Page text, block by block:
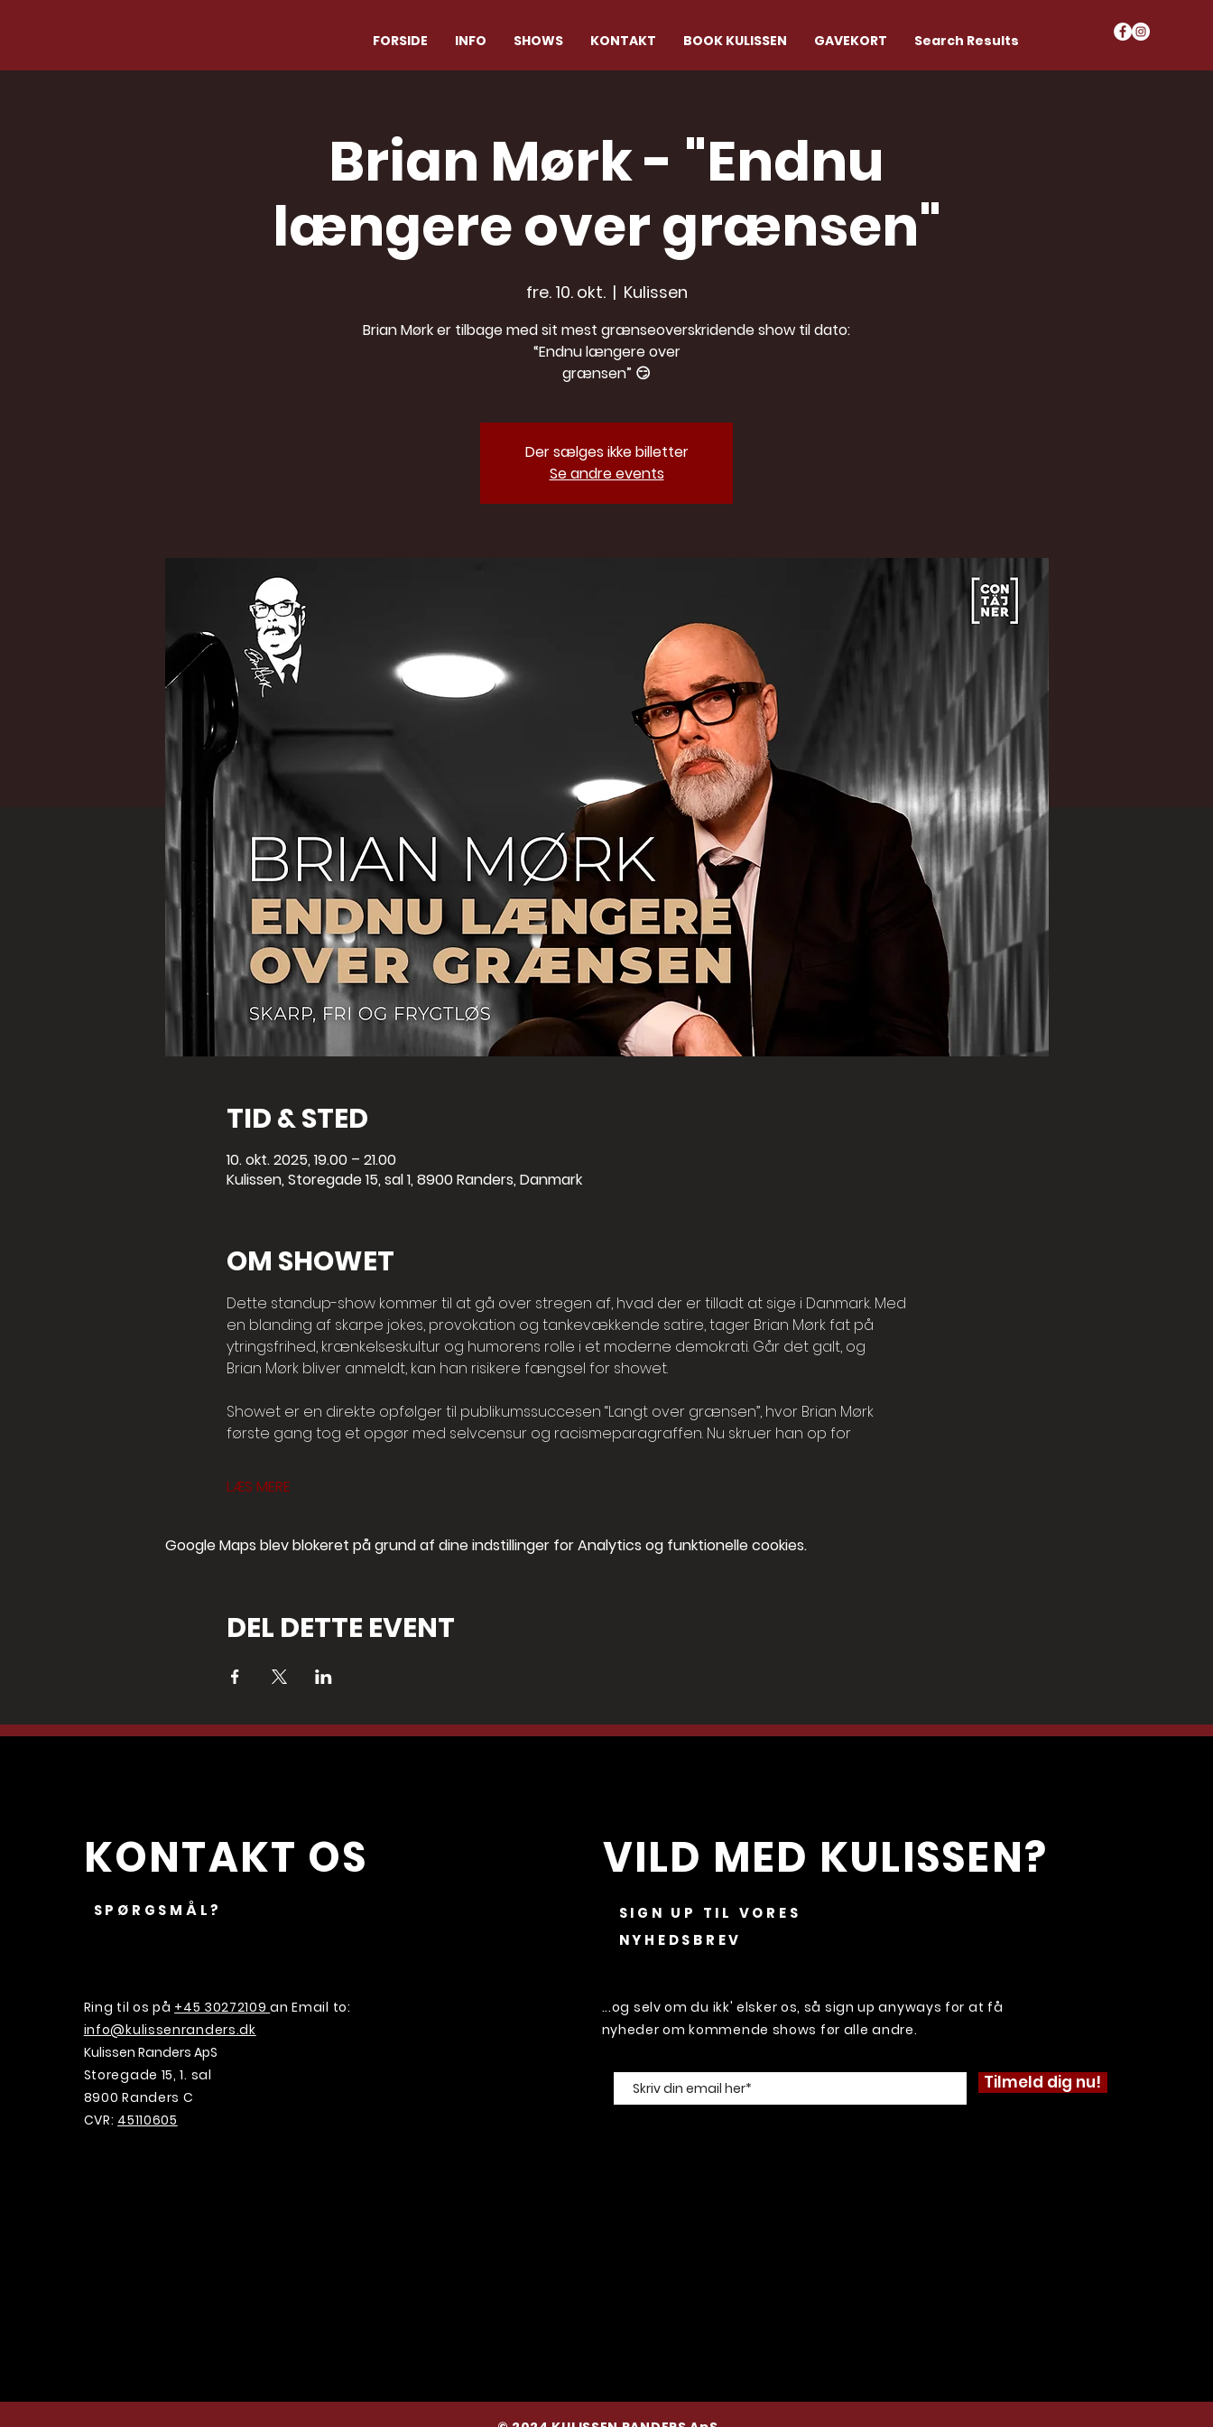
FORSIDE INFO SHOWS KONTAKT BOOK KULISSEN GAVEKORT Search Results
Brian Mørk - "Endnu
længere over grænsen"
fre. 10. okt.
  |
Kulissen
Brian Mørk er tilbage med sit mest grænseoverskridende show til dato:
“Endnu længere over
grænsen” 😏
Der sælges ikke billetter
Se andre events
TID & STED
10. okt. 2025, 19.00 – 21.00
Kulissen, Storegade 15, sal 1, 8900 Randers, Danmark
OM SHOWET
Dette standup-show kommer til at gå over stregen af, hvad der er tilladt at sige i Danmark. Med
en blanding af skarpe jokes, provokation og tankevækkende satire, tager Brian Mørk fat på
ytringsfrihed, krænkelseskultur og humorens rolle i et moderne demokrati. Går det galt, og
Brian Mørk bliver anmeldt, kan han risikere fængsel for showet.
Showet er en direkte opfølger til publikumssuccesen “Langt over grænsen”, hvor Brian Mørk
første gang tog et opgør med selvcensur og racismeparagraffen. Nu skruer han op for
LÆS MERE
Google Maps blev blokeret på grund af dine indstillinger for Analytics og funktionelle cookies.
DEL DETTE EVENT
KONTAKT OS
SPØRGSMÅL?
Ring til os på +45 30272109an Email to:
info@kulissenranders.dk
Kulissen Randers ApS
Storegade 15, 1. sal
8900 Randers C
CVR: 45110605
VILD MED KULISSEN?
SIGN UP TIL VORES
NYHEDSBREV
...og selv om du ikk' elsker os, så sign up anyways for at få
nyheder om kommende shows før alle andre.
Tilmeld dig nu!